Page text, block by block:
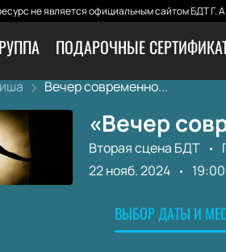
не является официальным сайтом БДТ Г.
ПОДАРОЧНЫЕ
Вечер современно...
«Вечер
Вторая сцена БДТ
22 нояб. 2024
19:00
ВЫБОР ДАТЫ И